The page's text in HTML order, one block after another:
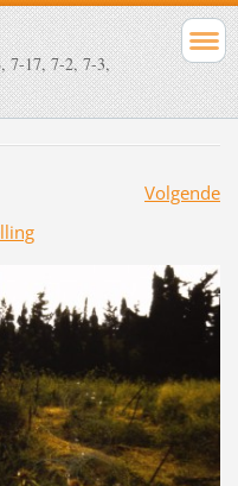
7-17, 7-2, 7-3,
Volgende